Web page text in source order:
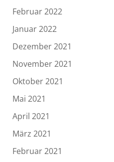
Februar 2022
Januar 2022
Dezember 2021
November 2021
Oktober 2021
Mai 2021
April 2021
März 2021
Februar 2021